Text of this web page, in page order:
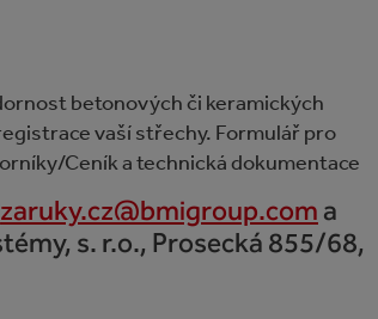
betonových či keramických
vaší střechy. Formulář pro
Ceník a technická dokumentace
zaruky.cz@bmigroup.com a
s. r.o., Prosecká 855/68,